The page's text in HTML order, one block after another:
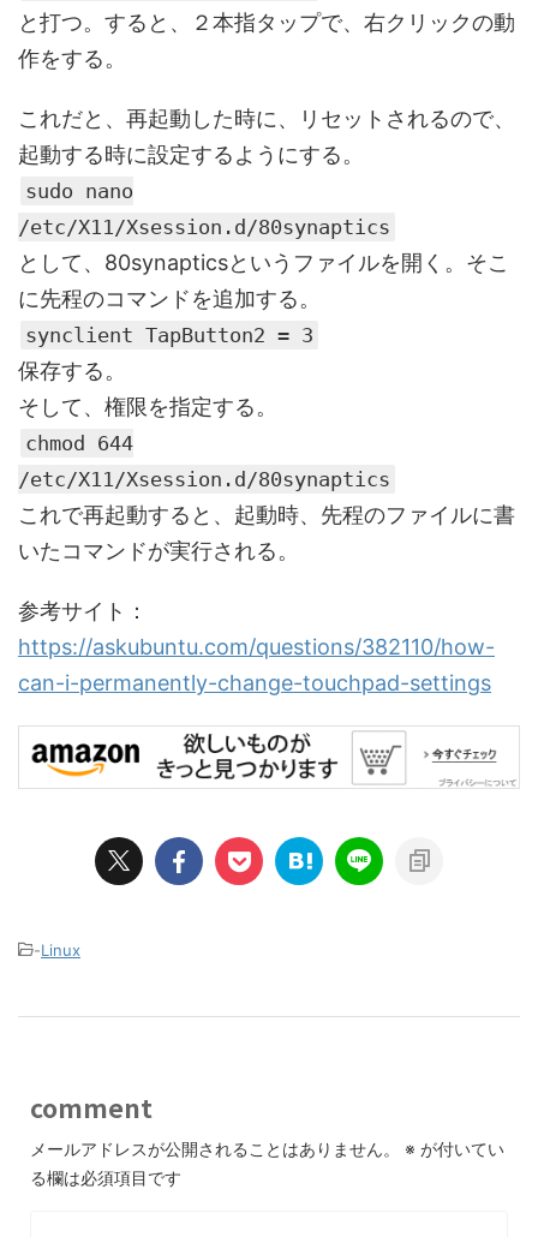
と打つ。すると、２本指タップで、右クリックの動
作をする。
これだと、再起動した時に、リセットされるので、
起動する時に設定するようにする。
sudo nano
/etc/X11/Xsession.d/80synaptics
として、80synapticsというファイルを開く。そこ
に先程のコマンドを追加する。
synclient TapButton2 = 3
保存する。
そして、権限を指定する。
chmod 644
/etc/X11/Xsession.d/80synaptics
これで再起動すると、起動時、先程のファイルに書
いたコマンドが実行される。
参考サイト：
https://askubuntu.com/questions/382110/how-
can-i-permanently-change-touchpad-settings
-Linux
comment
メールアドレスが公開されることはありません。 ※ が付いてい
る欄は必須項目です